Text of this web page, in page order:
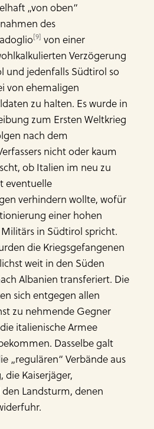
„von oben“
des
[9] von einer
Verzögerung
und jedenfalls Südtirol so
von ehemaligen
zu halten. Es wurde in
zum Ersten Weltkrieg
nach dem
nicht oder kaum
ob Italien im neu zu
eventuelle
verhindern wollte, wofür
einer hohen
in Südtirol spricht.
die Kriegsgefangenen
weit in den Süden
Albanien transferiert. Die
sich entgegen allen
zu nehmende Gegner
italienische Armee
Dasselbe galt
„regulären“ Verbände aus
die Kaiserjäger,
Landsturm, denen